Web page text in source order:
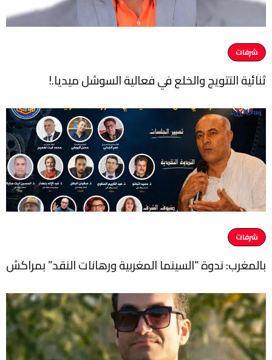
شرفات
ثنائية التتويج والخلع في فعالية السوشل ميديا.!
شرفات
بالمغرب: ندوة “السينما المغربية ورهانات النقد” بمراكش